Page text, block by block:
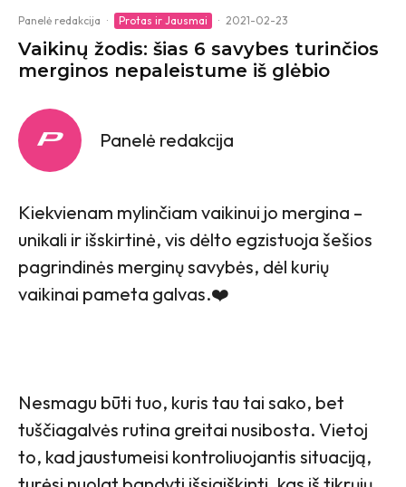
Panelė redakcija · Protas ir Jausmai · 2021-02-23
Vaikinų žodis: šias 6 savybes turinčios
merginos nepaleistume iš glėbio
Panelė redakcija
Kiekvienam mylinčiam vaikinui jo mergina –
unikali ir išskirtinė, vis dėlto egzistuoja šešios
pagrindinės merginų savybės, dėl kurių
vaikinai pameta galvas.❤️
Nesmagu būti tuo, kuris tau tai sako, bet
tuščiagalvės rutina greitai nusibosta. Vietoj
to, kad jaustumeisi kontroliuojantis situaciją,